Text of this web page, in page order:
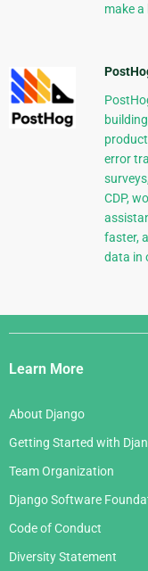
make a
error
CDP,
faster,
data in
Django
Links
Learn More
About Django
Getting Started with
Team Organization
Django Software
Code of Conduct
Diversity Statement